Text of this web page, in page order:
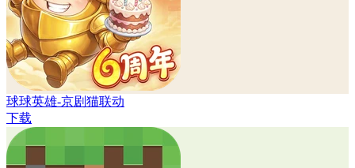
球球英雄-京剧猫联动
下载